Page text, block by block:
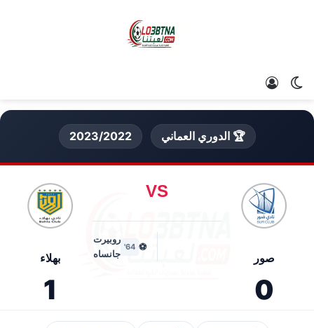
الوضع المظلم
🏆 الدوري العماني 2023/2022
صور
0
VS
⚽
64'
روبيرت
جانساه
بهلاء
1